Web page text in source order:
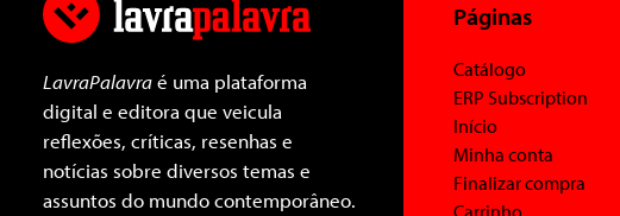
LavraPalavraé uma plataforma
digital e editora que veicula
reflexões, críticas, resenhas e
notícias sobre diversos temas e
assuntos do mundo contemporâneo.
Páginas
Catálogo
ERP Subscription
Início
Minha conta
Finalizar compra